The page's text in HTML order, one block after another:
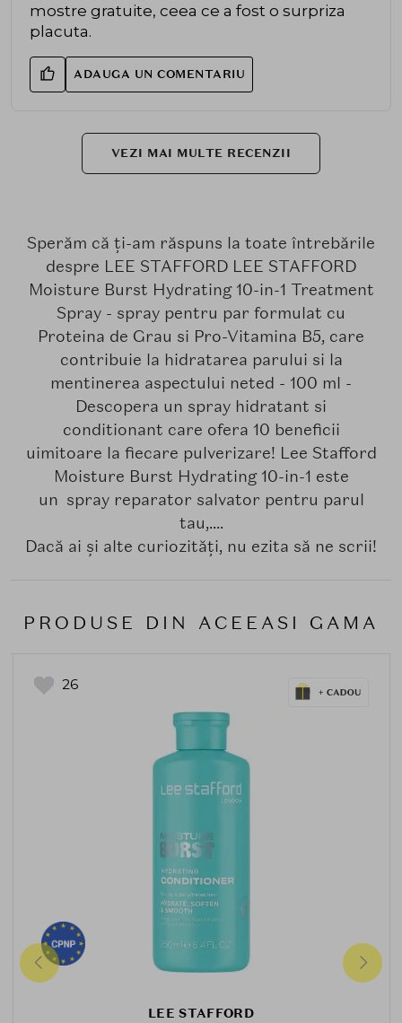
mostre gratuite, ceea ce a fost o surpriza
placuta.
ADAUGA UN COMENTARIU
VEZI MAI MULTE RECENZII
Sperăm că ți-am răspuns la toate întrebările
despre LEE STAFFORD LEE STAFFORD
Moisture Burst Hydrating 10-in-1 Treatment
Spray - spray pentru par formulat cu
Proteina de Grau si Pro-Vitamina B5, care
contribuie la hidratarea parului si la
mentinerea aspectului neted - 100 ml -
Descopera un spray hidratant si
conditionant care ofera 10 beneficii
uimitoare la fiecare pulverizare! Lee Stafford
Moisture Burst Hydrating 10-in-1 este
un spray reparator salvator pentru parul
tau,....
Dacă ai și alte curiozități, nu ezita să ne scrii!
PRODUSE DIN ACEEASI GAMA
26
LEE STAFFORD